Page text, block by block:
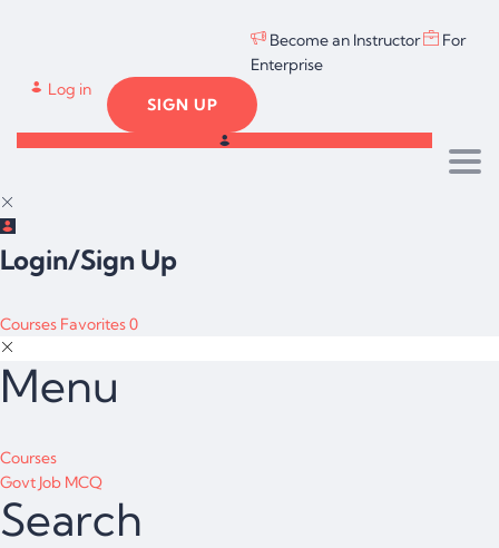
Become an Instructor
For
Enterprise
Log in
SIGN UP
Login/Sign Up
Courses Favorites0
Menu
Courses
Govt Job MCQ
Search